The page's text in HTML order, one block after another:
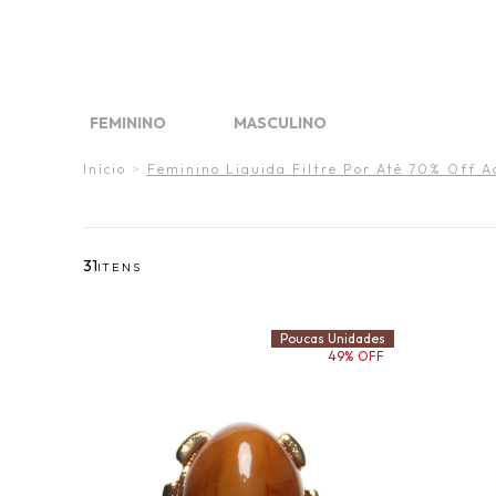
FEMININO MASCULINO
FINAL LIQUIDA WHAT´S NEW MARCAS
FINAL LIQUIDA WHAT'S NEW MARCAS
Início > Feminino Liquida Filtre Por Até 70% Off
31ITENS
Poucas Unidades
49% OFF